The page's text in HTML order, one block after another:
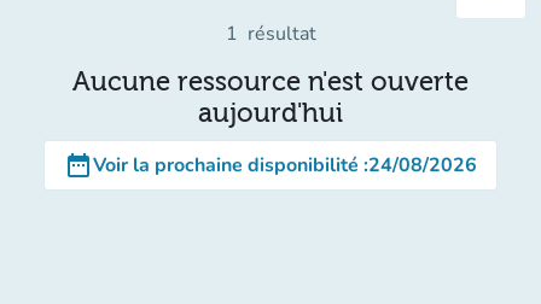
1 résultat
Aucune ressource n'est ouverte
aujourd'hui
date_rangeVoir la prochaine disponibilité :24/08/2026